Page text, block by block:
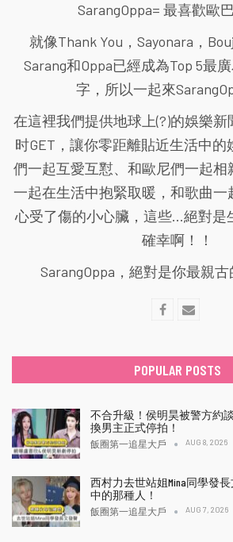
SarangOppa= 最喜歡歐巴
就像Thank You，Sayonara，
Sarang和Oppa已經成為Top 5最
字，所以一起來
在這裡我們提供地球上(?)的娛樂
时GET，讓你零距離貼近生活中
們一起互愛互懟、和歐尼們一起相
一起在生活中抱緊取暖，和歌曲一
心受了傷的小心臟，這些...絕對是
確幸啊！！
SarangOppa，絕對是你最親古
POPULAR POSTS
不合升級！侯明昊被警方約
換男主正式停拍！
飯圈第一追星大戶 AUG 8, 2026
西村力去世站姐Mina同學發
中的那種人！
飯圈第一追星大戶 AUG 7, 2026